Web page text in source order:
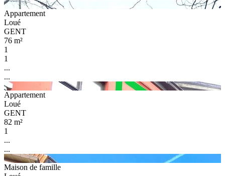
Appartement
Loué
GENT
76 m²
1
1
...
...
Appartement
Loué
GENT
82 m²
1
...
...
Maison de famille